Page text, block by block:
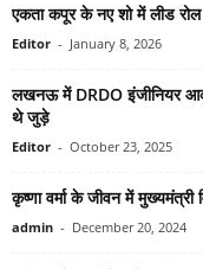
एकता कपूर के नए शो में लीड रोल
Editor - January 8, 2026
लखनऊ में DRDO इंजीनियर
थे जुड़े
Editor - October 23, 2025
कृष्णा वर्मा के जीवन में मुख्यमंत्री
admin - December 20, 2024